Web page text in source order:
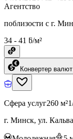
Агентство
поблизости с г.
34 - 41 ƃ/м²
Конвертер валют
Сфера услуг260 м²
г. Минск, ул.